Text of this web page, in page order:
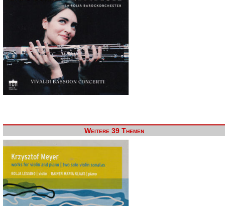
Weitere 39 Themen